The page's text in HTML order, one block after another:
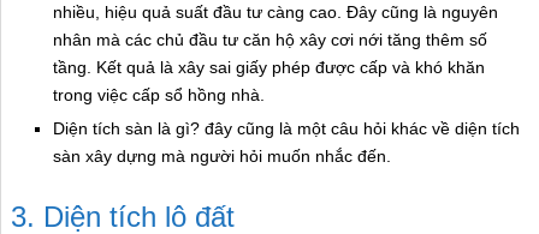
nhiều, hiệu quả suất đầu tư càng cao. Đây cũng là nguyên
nhân mà các chủ đầu tư căn hộ xây cơi nới tăng thêm số
tầng. Kết quả là xây sai giấy phép được cấp và khó khăn
trong việc cấp sổ hồng nhà.
Diện tích sàn là gì? đây cũng là một câu hỏi khác về diện tích
sàn xây dựng mà người hỏi muốn nhắc đến.
3. Diện tích lô đất